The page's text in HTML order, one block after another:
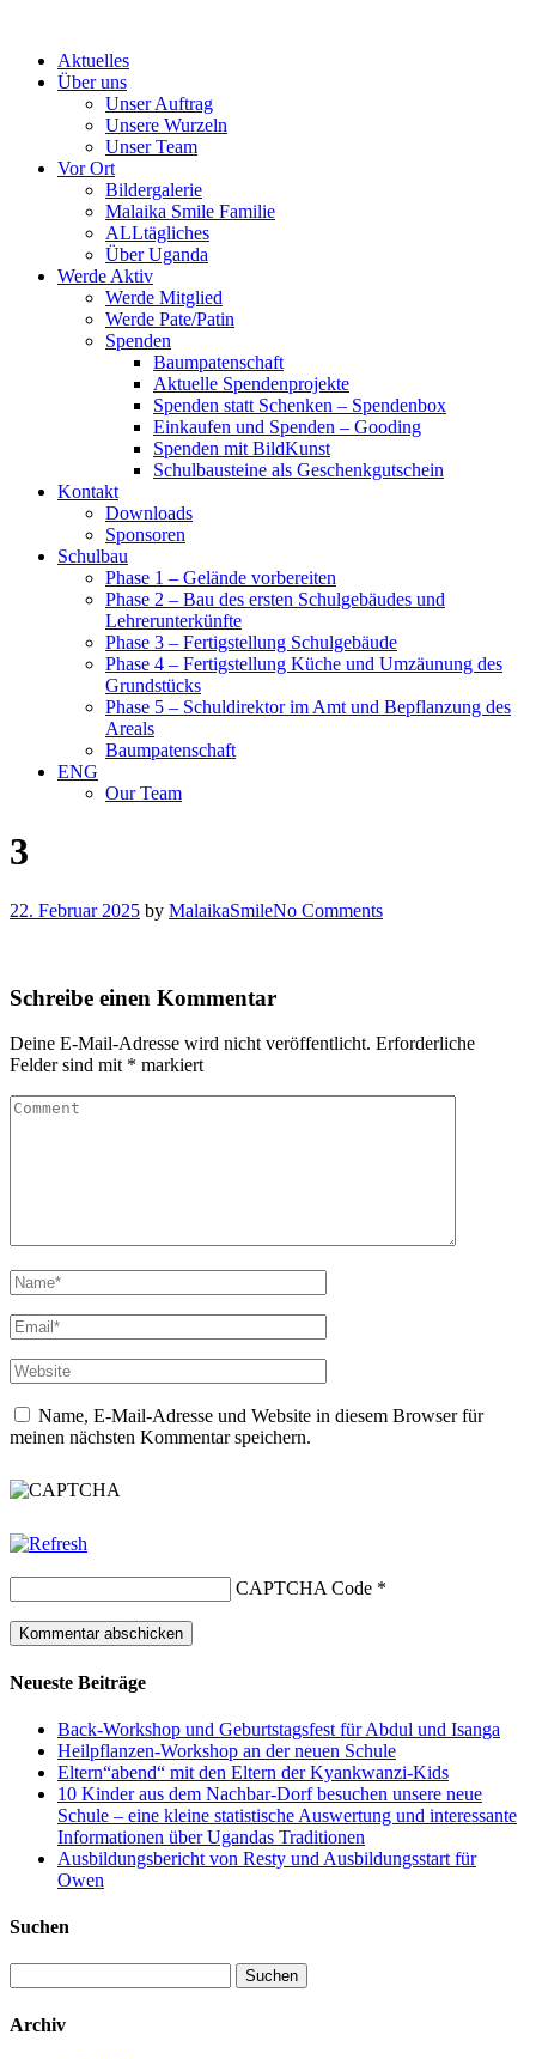
contentAktuelles
Über uns
Unser Auftrag
Unsere Wurzeln
Unser Team
Vor Ort
Bildergalerie
Malaika Smile Familie
ALLtägliches
Über Uganda
Werde Aktiv
Werde Mitglied
Werde Pate/Patin
Spenden
Baumpatenschaft
Aktuelle Spendenprojekte
Spenden statt Schenken – Spendenbox
Einkaufen und Spenden – Gooding
Spenden mit BildKunst
Schulbausteine als Geschenkgutschein
Kontakt
Downloads
Sponsoren
Schulbau
Phase 1 – Gelände vorbereiten
Phase 2 – Bau des ersten Schulgebäudes und
Lehrerunterkünfte
Phase 3 – Fertigstellung Schulgebäude
Phase 4 – Fertigstellung Küche und Umzäunung des
Grundstücks
Phase 5 – Schuldirektor im Amt und Bepflanzung des
Areals
Baumpatenschaft
ENG
Our Team
3
22. Februar 2025 by MalaikaSmileNo Comments
Schreibe einen Kommentar
Deine E-Mail-Adresse wird nicht veröffentlicht. Erforderliche
Felder sind mit * markiert
Name, E-Mail-Adresse und Website in diesem Browser für
meinen nächsten Kommentar speichern.
CAPTCHA Code *
Neueste Beiträge
Back-Workshop und Geburtstagsfest für Abdul und Isanga
Heilpflanzen-Workshop an der neuen Schule
Eltern“abend“ mit den Eltern der Kyankwanzi-Kids
10 Kinder aus dem Nachbar-Dorf besuchen unsere neue
Schule – eine kleine statistische Auswertung und interessante
Informationen über Ugandas Traditionen
Ausbildungsbericht von Resty und Ausbildungsstart für
Owen
Suchen
nach:
Archiv